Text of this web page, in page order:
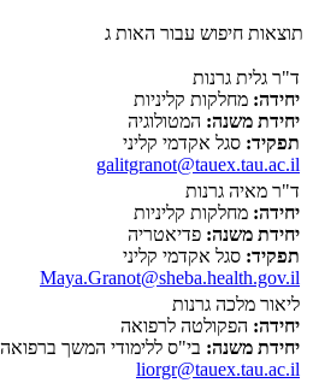
תוצאות חיפוש עבור האות ג
ד"ר גלית גרנות
יחידה: מחלקות קליניות
יחידת משנה: המטולוגיה
תפקיד: סגל אקדמי קליני
galitgranot@tauex.tau.ac.il
ד"ר מאיה גרנות
יחידה: מחלקות קליניות
יחידת משנה: פדיאטריה
תפקיד: סגל אקדמי קליני
Maya.Granot@sheba.health.gov.il
ליאור מלכה גרנות
יחידה: הפקולטה לרפואה
יחידת משנה: בי"ס ללימודי המשך ברפואה
liorgr@tauex.tau.ac.il